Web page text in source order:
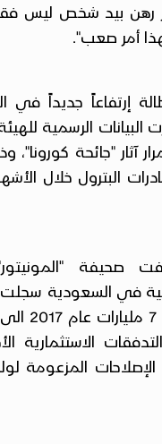
رهن بيد شخص ليس
أمر صعب".
إرتفاعاً جديداً في
البيانات الرسمية
آثار "جائحة كورونا"،
البترول خلال
صحيفة
في السعودية
الاستثمارية
المزعومة